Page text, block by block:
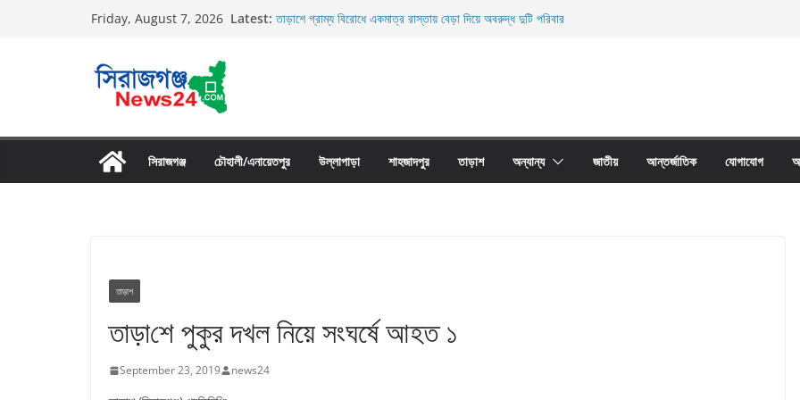
Friday, August 7, 2026 Latest: তাড়াশে গ্রাম্য বিরোধে একমাত্র রাস্তায় বেড়া দিয়ে অবরুদ্ধ দুটি পরিবার
সিরাজগঞ্জ চৌহালী/এনায়েতপুর উল্লাপাড়া শাহজাদপুর তাড়াশ অন্যান্য জাতীয় আন্তর্জাতিক যোগাযোগ
তাড়াশ
তাড়া‌শে পুকুর দখল নিয়ে সংঘর্ষে আহত ১
September 23, 2019 news24